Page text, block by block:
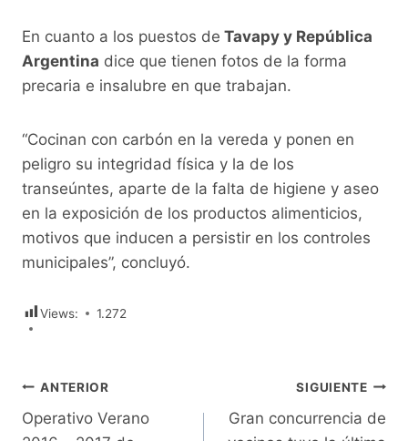
En cuanto a los puestos de Tavapy y República
Argentina dice que tienen fotos de la forma
precaria e insalubre en que trabajan.
“Cocinan con carbón en la vereda y ponen en
peligro su integridad física y la de los
transeúntes, aparte de la falta de higiene y aseo
en la exposición de los productos alimenticios,
motivos que inducen a persistir en los controles
municipales”, concluyó.
Views: 1.272
Navegación
de
ANTERIOR
Operativo Verano
SIGUIENTE
Gran concurrencia de